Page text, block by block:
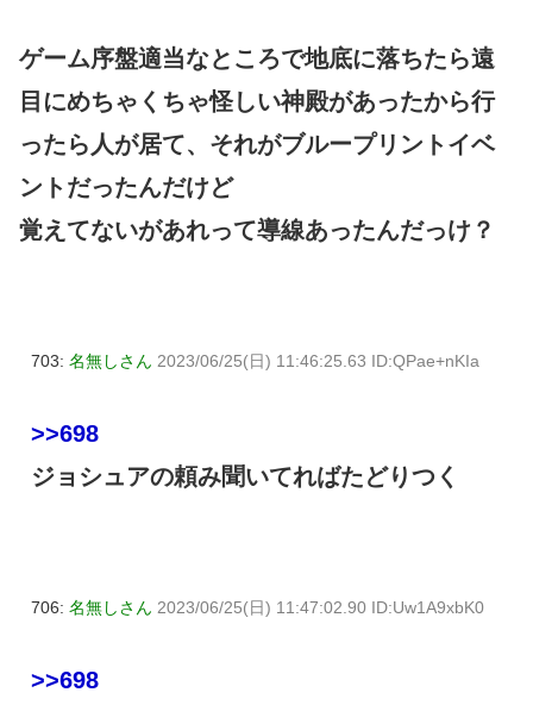
ゲーム序盤適当なところで地底に落ちたら遠
目にめちゃくちゃ怪しい神殿があったから行
ったら人が居て、それがブループリントイベ
ントだったんだけど
覚えてないがあれって導線あったんだっけ？
703: 名無しさん 2023/06/25(日) 11:46:25.63 ID:QPae+nKIa
>>698
ジョシュアの頼み聞いてればたどりつく
706: 名無しさん 2023/06/25(日) 11:47:02.90 ID:Uw1A9xbK0
>>698